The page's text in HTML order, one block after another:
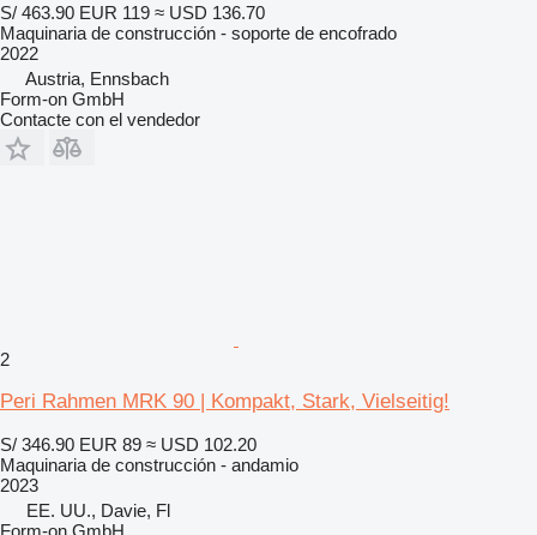
S/ 463.90 EUR 119 ≈ USD 136.70
Maquinaria de construcción - soporte de encofrado
2022
Austria, Ennsbach
Form-on GmbH
Contacte con el vendedor
2
Peri Rahmen MRK 90 | Kompakt, Stark, Vielseitig!
S/ 346.90 EUR 89 ≈ USD 102.20
Maquinaria de construcción - andamio
2023
EE. UU., Davie, Fl
Form-on GmbH